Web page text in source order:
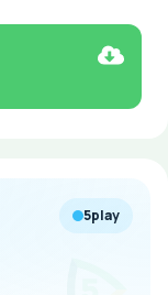
5play